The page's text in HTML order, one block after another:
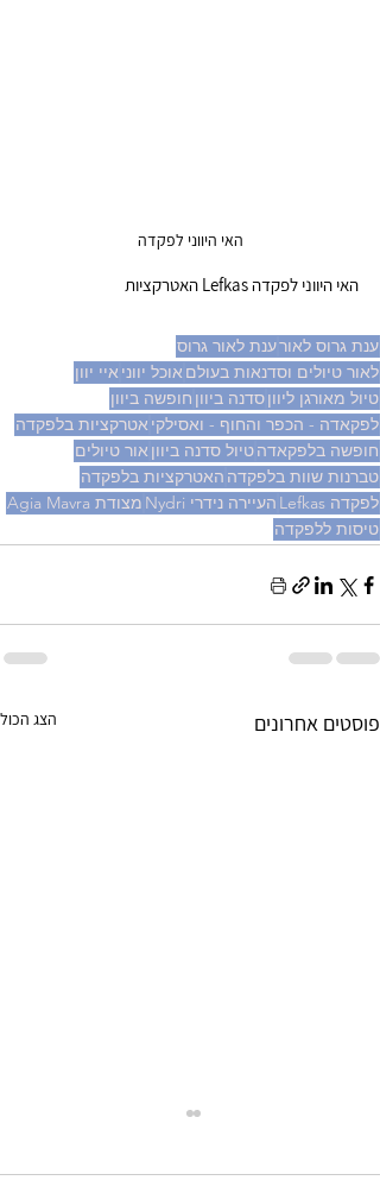
האי היווני לפקדה
האי היווני לפקדה Lefkas האטרקציות
ענת גרוס לאורענת לאור גרוס
לאור טיולים וסדנאות בעולםאוכל יווניאיי יוון
טיול מאורגן ליווןסדנה ביוון חופשה ביוון
לפקאדה - הכפר והחוף - ואסילקיאטרקציות בלפקדה
חופשה בלפקאדהטיול סדנה ביווןאור טיולים
טברנות שוות בלפקדה האטרקציות בלפקדה
לפקדה Lefkas
העיירה נידרי Nydri
מצודת Agia Mavra
טיסות ללפקדה
פוסטים אחרונים הצג הכול